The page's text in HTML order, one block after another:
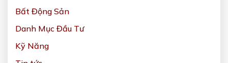
Bất Động Sản
Danh Mục Đầu Tư
Kỹ Năng